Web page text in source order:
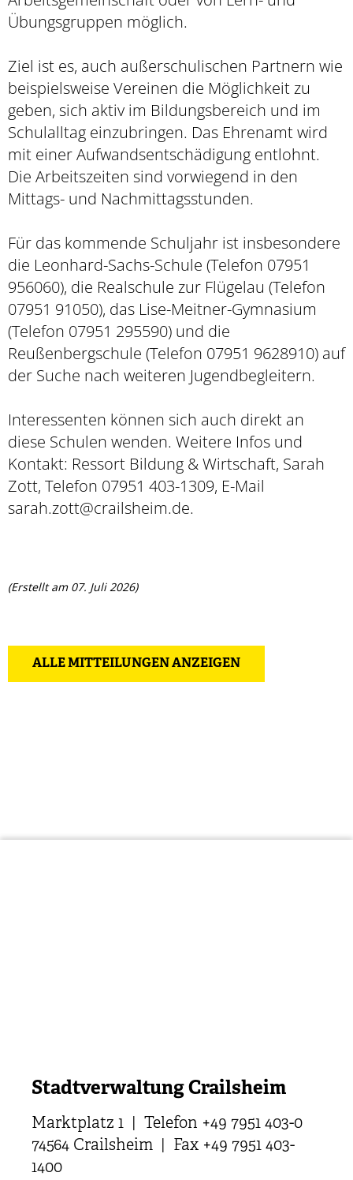
Übungsgruppen möglich.
Ziel ist es, auch außerschulischen Partnern wie
beispielsweise Vereinen die Möglichkeit zu
geben, sich aktiv im Bildungsbereich und im
Schulalltag einzubringen. Das Ehrenamt wird
mit einer Aufwandsentschädigung entlohnt.
Die Arbeitszeiten sind vorwiegend in den
Mittags- und Nachmittagsstunden.
Für das kommende Schuljahr ist insbesondere
die Leonhard-Sachs-Schule (Telefon 07951
956060), die Realschule zur Flügelau (Telefon
07951 91050), das Lise-Meitner-Gymnasium
(Telefon 07951 295590) und die
Reußenbergschule (Telefon 07951 9628910) auf
der Suche nach weiteren Jugendbegleitern.
Interessenten können sich auch direkt an
diese Schulen wenden. Weitere Infos und
Kontakt: Ressort Bildung & Wirtschaft, Sarah
Zott, Telefon 07951 403-1309, E-Mail
sarah.zott@crailsheim.de.
(Erstellt am 07. Juli 2026)
ALLE MITTEILUNGEN ANZEIGEN
Stadtverwaltung Crailsheim
Marktplatz 1 | Telefon +49 7951 403-0
74564 Crailsheim | Fax +49 7951 403-
1400